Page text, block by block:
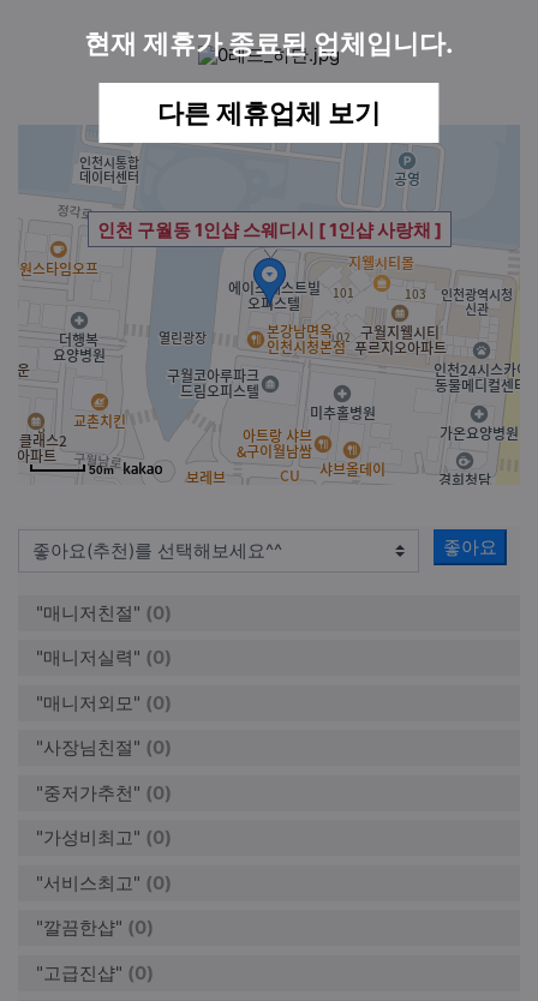
현재 제휴가 종료된 업체입니다.
다른 제휴업체 보기
업체위치 : 인천광역시청 인근 도보2분
인천 구월동 1인샵 스웨디시 [ 1인샵 사랑채 ]
50m
좋아요
"매니저친절" (0)
"매니저실력" (0)
"매니저외모" (0)
"사장님친절" (0)
"중저가추천" (0)
"가성비최고" (0)
"서비스최고" (0)
"깔끔한샵" (0)
"고급진샵" (0)